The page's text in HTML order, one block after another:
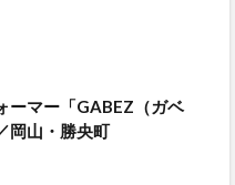
マー「GABEZ（ガベ
岡山・勝央町